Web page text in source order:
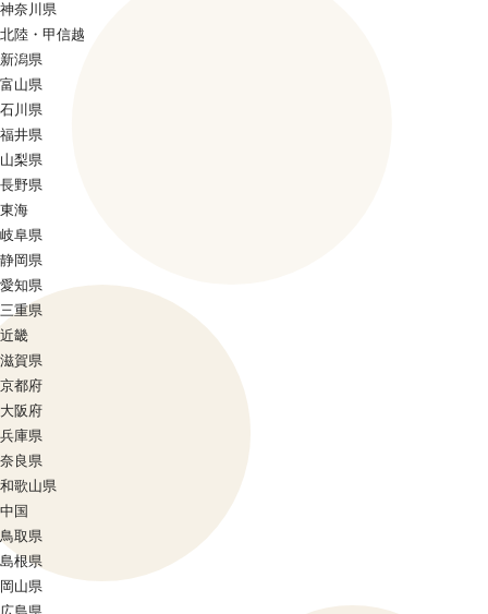
神奈川県
北陸・甲信越
新潟県
富山県
石川県
福井県
山梨県
長野県
東海
岐阜県
静岡県
愛知県
三重県
近畿
滋賀県
京都府
大阪府
兵庫県
奈良県
和歌山県
中国
鳥取県
島根県
岡山県